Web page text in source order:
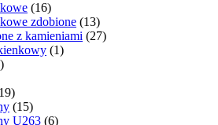
(16)
zdobione (13)
z kamieniami (27)
(1)
(15)
U263 (6)